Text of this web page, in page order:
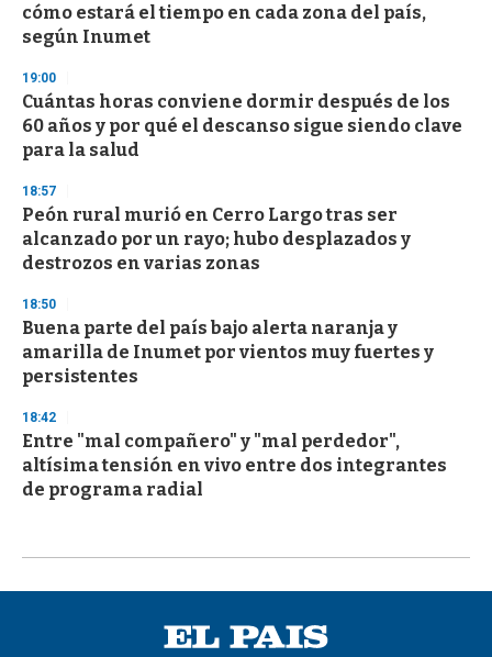
cómo estará el tiempo en cada zona del país,
según Inumet
19:00
Cuántas horas conviene dormir después de los
60 años y por qué el descanso sigue siendo clave
para la salud
18:57
Peón rural murió en Cerro Largo tras ser
alcanzado por un rayo; hubo desplazados y
destrozos en varias zonas
18:50
Buena parte del país bajo alerta naranja y
amarilla de Inumet por vientos muy fuertes y
persistentes
18:42
Entre "mal compañero" y "mal perdedor",
altísima tensión en vivo entre dos integrantes
de programa radial